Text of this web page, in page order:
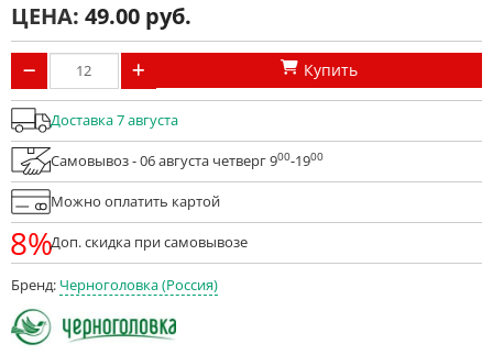
ЦЕНА: 49.00
Купить
Доставка 7 августа
Самовывоз - 06 августа четверг 900-1900
Можно оплатить картой
8%Доп. скидка при самовывозе
Бренд: Черноголовка (Россия)